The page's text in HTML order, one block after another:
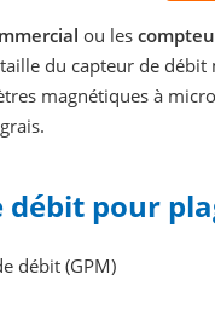
ou les
du capteur de
magnétiques à
débit pour
débit (GPM)